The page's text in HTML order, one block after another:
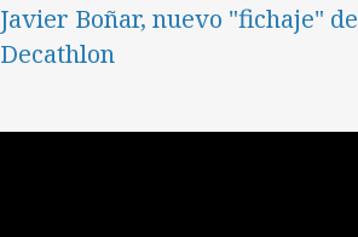
Javier Boñar, nuevo "fichaje" de
Decathlon